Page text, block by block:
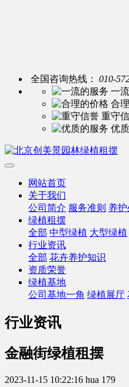
全国咨询热线：
010-
一
合
重守
优
网站首页
关于我们
公司简介 服务准则 养
绿植租摆
全部 中型绿植 大型绿植
行业资讯
全部 花卉养护知识
资质荣誉
绿植基地
公司基地一角 绿植展厅
行业资讯
金融街绿植租摆
2023-11-15 10:22:16 hua 179